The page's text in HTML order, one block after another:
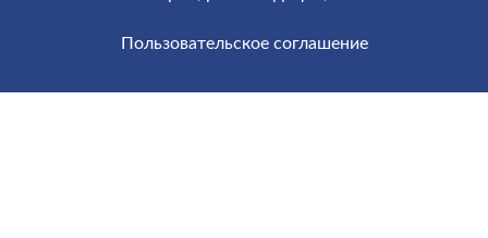
Пользовательское соглашение